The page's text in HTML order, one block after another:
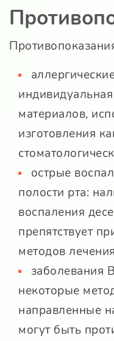
материалов,
изготовления
острые
полости рта:
воспаления
препятствует
методов
заболевания
некоторые
направленные
могут быть